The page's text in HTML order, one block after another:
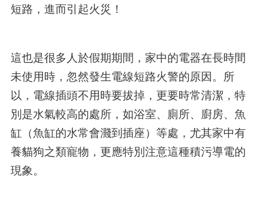
短路，進而引起火災！
這也是很多人於假期期間，家中的電器在長時間
未使用時，忽然發生電線短路火警的原因。所
以，電線插頭不用時要拔掉，更要時常清潔，特
別是水氣較高的處所，如浴室、廁所、廚房、魚
缸（魚缸的水常會濺到插座）等處，尤其家中有
養貓狗之類寵物，更應特別注意這種積污導電的
現象。